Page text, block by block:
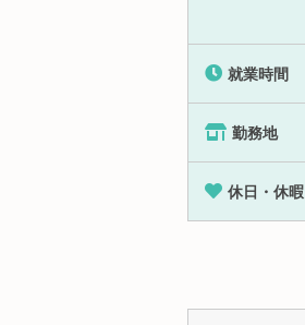
就業時間
勤務地
休日・休暇